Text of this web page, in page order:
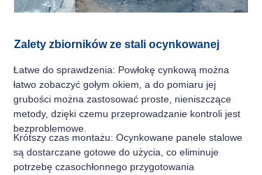
Zalety zbiorników ze stali ocynkowanej
Łatwe do sprawdzenia: Powłokę cynkową można
łatwo zobaczyć gołym okiem, a do pomiaru jej
grubości można zastosować proste, nieniszczące
metody, dzięki czemu przeprowadzanie kontroli jest
bezproblemowe.
Krótszy czas montażu: Ocynkowane panele stalowe
są dostarczane gotowe do użycia, co eliminuje
potrzebę czasochłonnego przygotowania